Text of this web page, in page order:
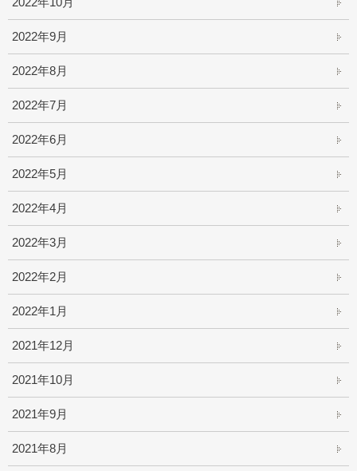
2022年9月
2022年8月
2022年7月
2022年6月
2022年5月
2022年4月
2022年3月
2022年2月
2022年1月
2021年12月
2021年10月
2021年9月
2021年8月